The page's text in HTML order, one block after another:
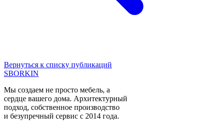
Вернуться к списку публикаций
SBORKIN
Мы создаем не просто мебель, а
сердце вашего дома. Архитектурный
подход, собственное производство
и безупречный сервис с 2014 года.